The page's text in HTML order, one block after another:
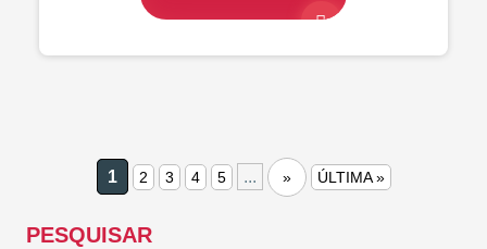
1 2 3 4 5 ... » ÚLTIMA »
PESQUISAR